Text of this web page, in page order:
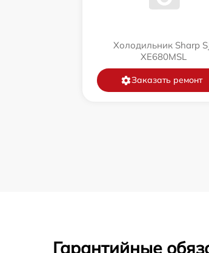
Холодильник Sharp
XE680MSL
Заказать ремонт
Гарантийные